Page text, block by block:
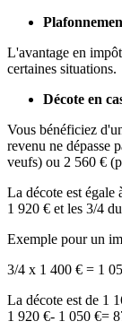
L'avantage en
certaines situations.
Décote en
Vous bénéficiez
revenu ne dépasse
veufs) ou 2 560 €
La décote est égale
1 920 € et les 3/4
Exemple pour un
3/4 x 1 400 € = 1
La décote est de 1
1 920 €- 1 050 €=